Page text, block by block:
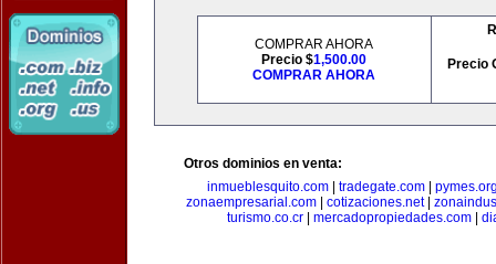
COMPRAR AHORA
Precio $1,500.00
COMPRAR AHORA
Precio
Otros dominios en venta:
inmueblesquito.com
tradegate.com
zonaempresarial.com| cotizaciones.net|
turismo.co.cr| mercadopropiedades.com|